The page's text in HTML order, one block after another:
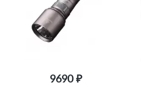
9690 ₽